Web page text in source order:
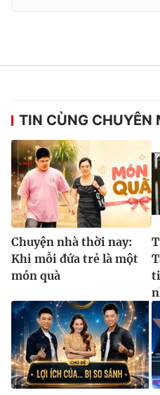
TIN CÙNG CHUYÊN
Chuyện nhà thời nay:
Khi mỗi đứa trẻ là một
món quà